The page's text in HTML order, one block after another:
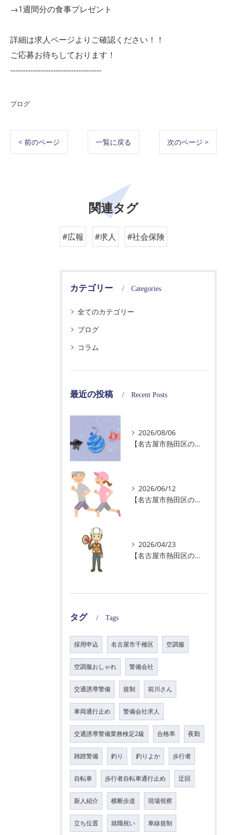
→1週間分の食事プレゼント
詳細は求人ページよりご確認ください！！
ご応募お待ちしております！
------------------------------------
ブログ
< 前のページ 一覧に戻る 次のページ >
関連タグ
#広報 #求人 #社会保険
カテゴリー Categories
全てのカテゴリー
ブログ
コラム
最近の投稿 Recent Posts
2026/08/06
【名古屋市熱田区の警備会社】夏季休業のお知らせ
2026/06/12
【名古屋市熱田区の警備会社】暑熱順化で熱中症対策を！
2026/04/23
【名古屋市熱田区の警備会社】GWの面接状況について！
タグ Tags
採用申込 名古屋市千種区 空調服
空調服おしゃれ 警備会社
交通誘導警備 規制 前川さん
車両通行止め 警備会社求人
交通誘導警備業務検定2級 合格率 夜勤
雑踏警備 釣り 釣りよか 歩行者
自転車 歩行者自転車通行止め 迂回
新人紹介 横断歩道 現場視察
立ち位置 就職祝い 車線規制